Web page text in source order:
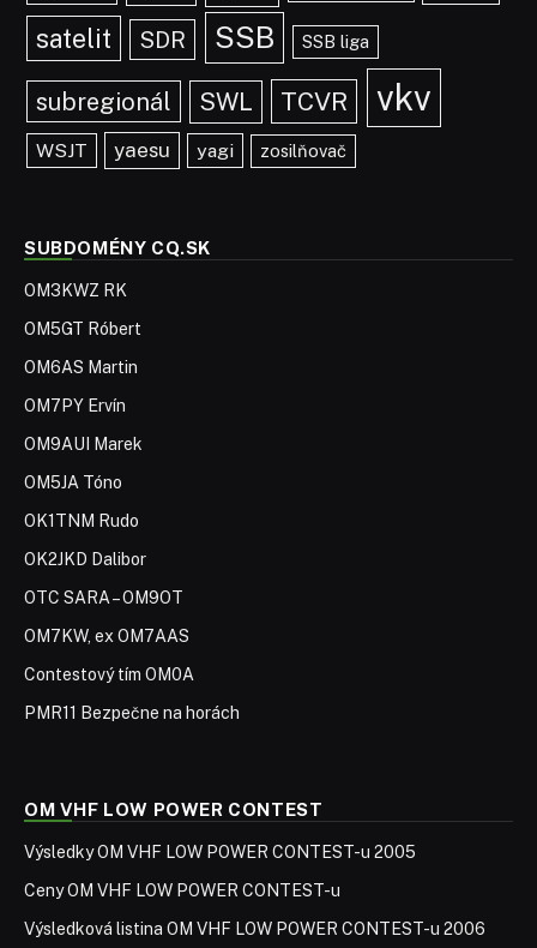
satelit SDR SSB SSB liga
subregionál SWL TCVR vkv
WSJT yaesu yagi zosilňovač
SUBDOMÉNY CQ.SK
OM3KWZ RK
OM5GT Róbert
OM6AS Martin
OM7PY Ervín
OM9AUI Marek
OM5JA Tóno
OK1TNM Rudo
OK2JKD Dalibor
OTC SARA – OM9OT
OM7KW, ex OM7AAS
Contestový tím OM0A
PMR11 Bezpečne na horách
OM VHF LOW POWER CONTEST
Výsledky OM VHF LOW POWER CONTEST-u 2005
Ceny OM VHF LOW POWER CONTEST-u
Výsledková listina OM VHF LOW POWER CONTEST-u 2006